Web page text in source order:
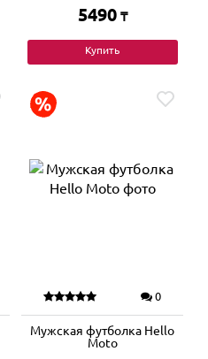
5490 ₸
Купить
0
Мужская футболка Hello
Moto